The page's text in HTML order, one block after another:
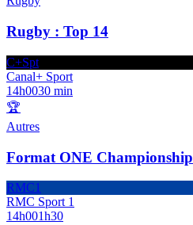
Rugby : Top 14
C+Spt
Canal+ Sport
14h0030 min
🏆
Autres
Format ONE Championship
RMC1
RMC Sport 1
14h001h30